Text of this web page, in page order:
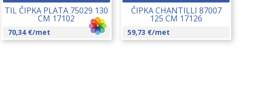
TIL ČIPKA PLATA 75029 130
CM 17102
70,34 €/met
ČIPKA CHANTILLI 87007
125 CM 17126
59,73 €/met